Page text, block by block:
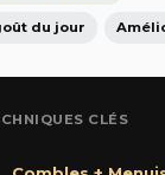
du jour
CLÉS